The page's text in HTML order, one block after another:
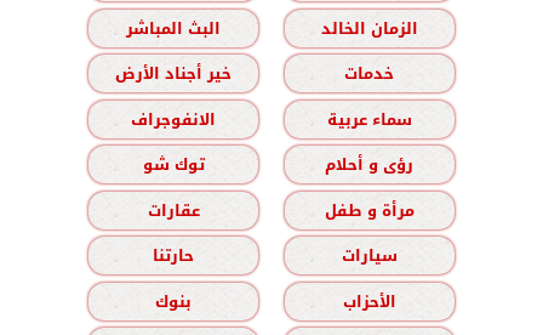
الزمان الخالد
البث المباشر
خدمات
خير أجناد الأرض
سماء عربية
الانفوجراف
رؤى و أحلام
توك شو
مرأة و طفل
عقارات
سيارات
حارتنا
الأحزاب
بنوك